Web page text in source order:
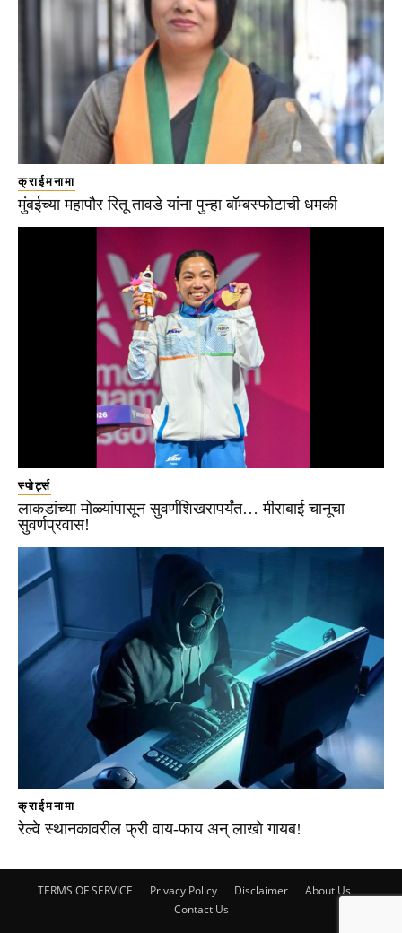
क्राईमनामा
मुंबईच्या महापौर रितू तावडे यांना पुन्हा बॉम्बस्फोटाची धमकी
स्पोर्ट्स
लाकडांच्या मोळ्यांपासून सुवर्णशिखरापर्यंत… मीराबाई चानूचा
सुवर्णप्रवास!
क्राईमनामा
रेल्वे स्थानकावरील फ्री वाय-फाय अन् लाखो गायब!
TERMS OF SERVICE Privacy Policy Disclaimer
About Us
Contact Us